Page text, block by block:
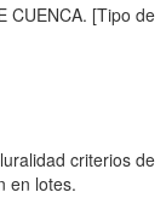
CUENCA. [Tipo de
criterios de
en lotes.